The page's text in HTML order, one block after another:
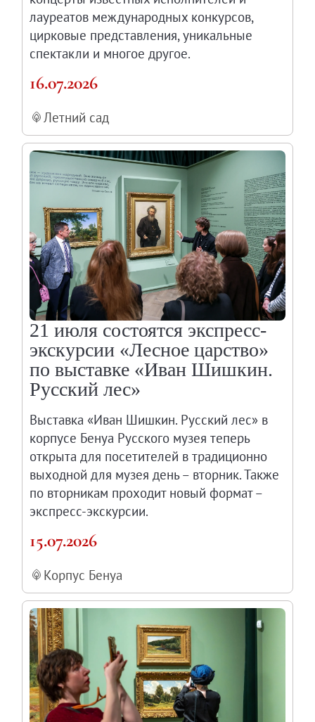
лауреатов международных конкурсов,
цирковые представления, уникальные
спектакли и многое другое.
16.07.2026
Летний сад
21 июля состоятся экспресс-
экскурсии «Лесное царство»
по выставке «Иван Шишкин.
Русский лес»
Выставка «Иван Шишкин. Русский лес» в
корпусе Бенуа Русского музея теперь
открыта для посетителей в традиционно
выходной для музея день – вторник. Также
по вторникам проходит новый формат –
экспресс-экскурсии.
15.07.2026
Корпус Бенуа